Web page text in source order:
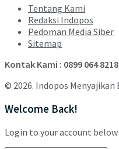
Tentang Kami
Redaksi Indopos
Pedoman Media Siber
Sitemap
Kontak Kami : 0899 064 8218
© 2026. Indopos
Welcome Back!
Login to your account below